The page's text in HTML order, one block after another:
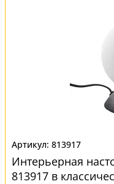
813917
Интерьерная
813917 в